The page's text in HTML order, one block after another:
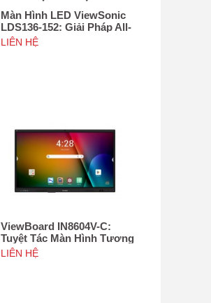
Màn Hình LED ViewSonic
LDS136-152: Giải Pháp All-
in-One Di Động Hàng Đầu
LIÊN HỆ
ViewBoard IN8604V-C:
Tuyệt Tác Màn Hình Tương
Tác 86", Tích hợp camera
4K độ phân giải 50MP, NFC
LIÊN HỆ